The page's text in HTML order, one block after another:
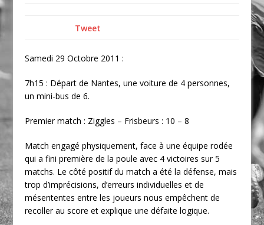
Tweet
Samedi 29 Octobre 2011 :
7h15 : Départ de Nantes, une voiture de 4 personnes,
un mini-bus de 6.
Premier match : Ziggles – Frisbeurs : 10 – 8
Match engagé physiquement, face à une équipe rodée
qui a fini première de la poule avec 4 victoires sur 5
matchs. Le côté positif du match a été la défense, mais
trop d’imprécisions, d’erreurs individuelles et de
mésententes entre les joueurs nous empêchent de
recoller au score et explique une défaite logique.